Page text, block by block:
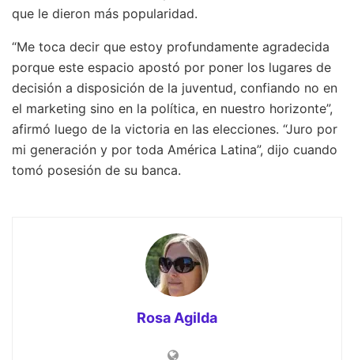
que le dieron más popularidad.
“Me toca decir que estoy profundamente agradecida
porque este espacio apostó por poner los lugares de
decisión a disposición de la juventud, confiando no en
el marketing sino en la política, en nuestro horizonte”,
afirmó luego de la victoria en las elecciones. “Juro por
mi generación y por toda América Latina”, dijo cuando
tomó posesión de su banca.
Rosa Agilda